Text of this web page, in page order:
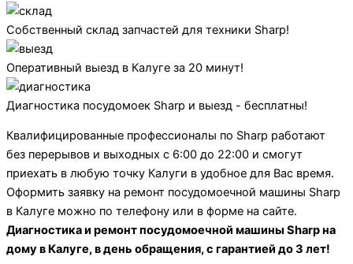
Собственный склад запчастей для техники Sharp!
Оперативный выезд в Калуге за 20 минут!
Диагностика посудомоек Sharp и выезд - бесплатны!
Квалифицированные профессионалы по Sharp работают
без перерывов и выходных с 6:00 до 22:00 и смогут
приехать в любую точку Калуги в удобное для Вас время.
Оформить заявку на ремонт посудомоечной машины Sharp
в Калуге можно по телефону или в форме на сайте.
Диагностика и ремонт посудомоечной машины Sharp на
дому в Калуге, в день обращения, с гарантией до 3 лет!